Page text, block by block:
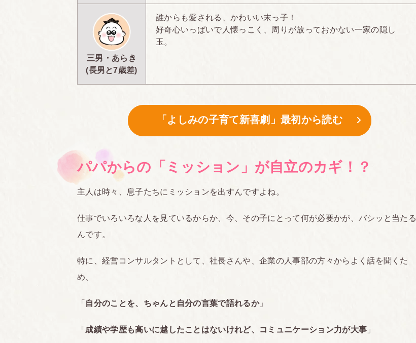
三男・あらき
(長男と7歳差)
誰からも愛される、かわいい末っ子！
好奇心いっぱいで人懐っこく、周りが放っておかない一家の隠し
玉。
「よしみの子育て新喜劇」最初から読む
パパからの「ミッション」が自立のカギ！？
主人は時々、息子たちにミッションを出すんですよね。
仕事でいろいろな人を見ているからか、今、その子にとって何が必要かが、バシッと当たる
んです。
特に、経営コンサルタントとして、社長さんや、企業の人事部の方々からよく話を聞くた
め、
「 自分のことを、ちゃんと自分の言葉で語れるか」
「 成績や学歴も高いに越したことはないけれど、コミュニケーション力が大事 」